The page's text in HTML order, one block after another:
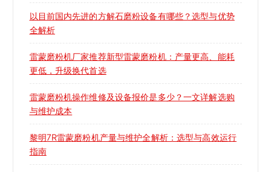
以目前国内先进的方解石磨粉设备有哪些？选型与优势
全解析
雷蒙磨粉机厂家推荐新型雷蒙磨粉机：产量更高、能耗
更低，升级换代首选
雷蒙磨粉机操作维修及设备报价是多少？一文详解选购
与维护成本
黎明7R雷蒙磨粉机产量与维护全解析：选型与高效运行
指南